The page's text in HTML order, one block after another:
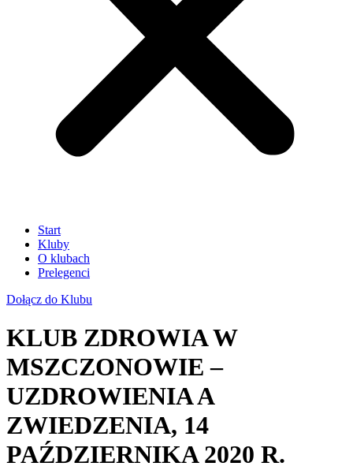
Start
Kluby
O klubach
Prelegenci
Dołącz do Klubu
KLUB ZDROWIA W
MSZCZONOWIE –
UZDROWIENIA A
ZWIEDZENIA, 14
PAŹDZIERNIKA 2020 R.